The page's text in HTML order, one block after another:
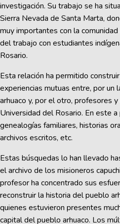
investigación. Su trabajo se ha
Sierra Nevada de Santa Marta,
muy importantes con la
del trabajo con estudiantes
Rosario.
Esta relación ha permitido
experiencias mutuas entre, por un
arhuaco y, por el otro, profesores
Universidad del Rosario. En este
genealogías familiares, historias
archivos escritos, etc.
Estas búsquedas lo han llevado
el archivo de los misioneros
profesor ha concentrado sus
reconstruir la historia del pueblo
quienes estuvieron presentes
capital del pueblo arhuaco. Los